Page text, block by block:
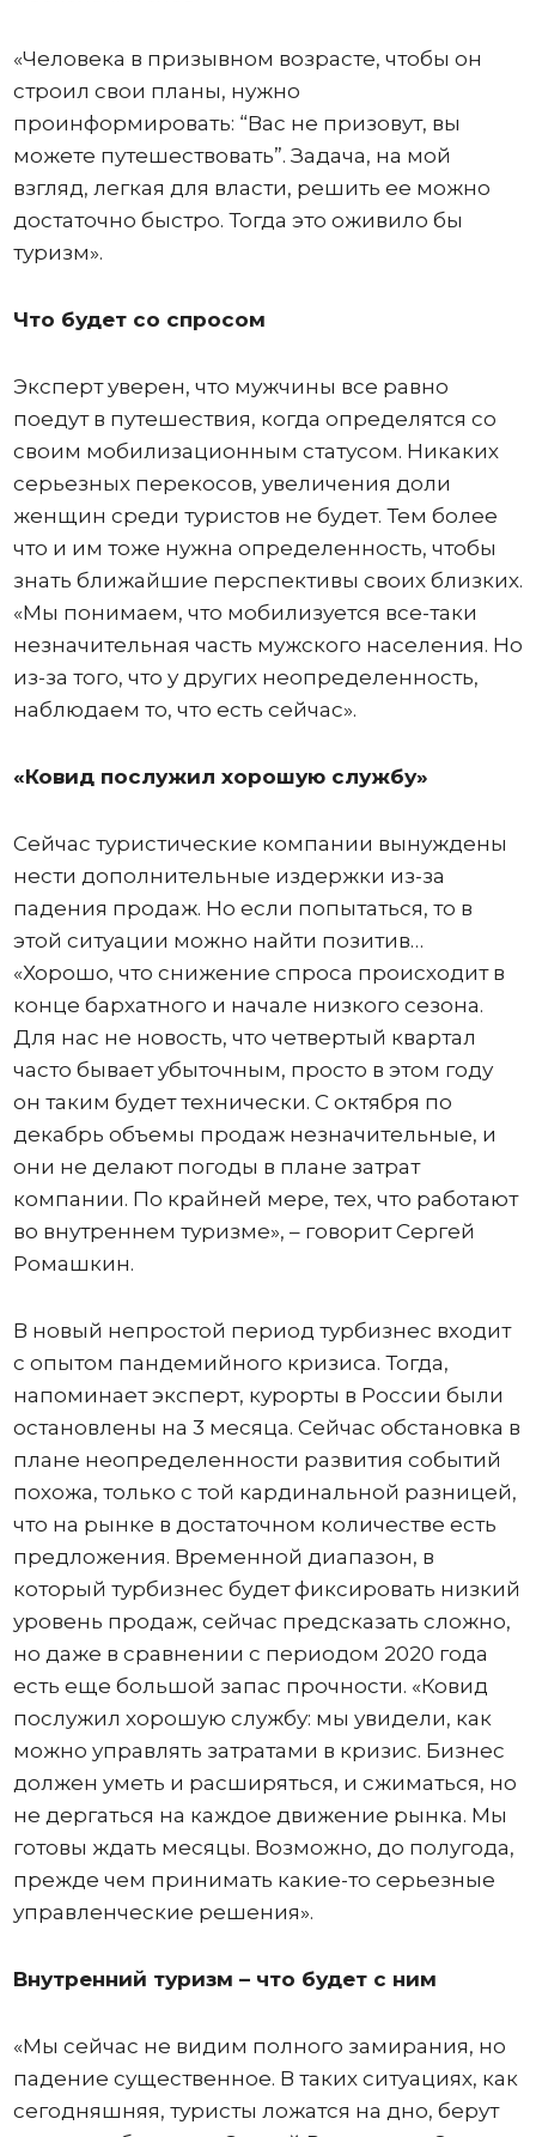
«Человека в призывном возрасте, чтобы он
строил свои планы, нужно
проинформировать: “Вас не призовут, вы
можете путешествовать”. Задача, на мой
взгляд, легкая для власти, решить ее можно
достаточно быстро. Тогда это оживило бы
туризм».
Что будет со спросом
Эксперт уверен, что мужчины все равно
поедут в путешествия, когда определятся со
своим мобилизационным статусом. Никаких
серьезных перекосов, увеличения доли
женщин среди туристов не будет. Тем более
что и им тоже нужна определенность, чтобы
знать ближайшие перспективы своих близких.
«Мы понимаем, что мобилизуется все-таки
незначительная часть мужского населения. Но
из-за того, что у других неопределенность,
наблюдаем то, что есть сейчас».
«Ковид послужил хорошую службу»
Сейчас туристические компании вынуждены
нести дополнительные издержки из-за
падения продаж. Но если попытаться, то в
этой ситуации можно найти позитив…
«Хорошо, что снижение спроса происходит в
конце бархатного и начале низкого сезона.
Для нас не новость, что четвертый квартал
часто бывает убыточным, просто в этом году
он таким будет технически. С октября по
декабрь объемы продаж незначительные, и
они не делают погоды в плане затрат
компании. По крайней мере, тех, что работают
во внутреннем туризме», – говорит Сергей
Ромашкин.
В новый непростой период турбизнес входит
с опытом пандемийного кризиса. Тогда,
напоминает эксперт, курорты в России были
остановлены на 3 месяца. Сейчас обстановка в
плане неопределенности развития событий
похожа, только с той кардинальной разницей,
что на рынке в достаточном количестве есть
предложения. Временной диапазон, в
который турбизнес будет фиксировать низкий
уровень продаж, сейчас предсказать сложно,
но даже в сравнении с периодом 2020 года
есть еще большой запас прочности. «Ковид
послужил хорошую службу: мы увидели, как
можно управлять затратами в кризис. Бизнес
должен уметь и расширяться, и сжиматься, но
не дергаться на каждое движение рынка. Мы
готовы ждать месяцы. Возможно, до полугода,
прежде чем принимать какие-то серьезные
управленческие решения».
Внутренний туризм – что будет с ним
«Мы сейчас не видим полного замирания, но
падение существенное. В таких ситуациях, как
сегодняшняя, туристы ложатся на дно, берут